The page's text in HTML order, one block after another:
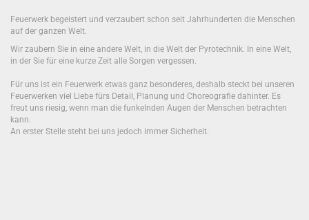
Feuerwerk begeistert und verzaubert schon seit Jahrhunderten die Menschen
auf der ganzen Welt.
Wir zaubern Sie in eine andere Welt, in die Welt der Pyrotechnik. In eine Welt,
in der Sie für eine kurze Zeit alle Sorgen vergessen.
Für uns ist ein Feuerwerk etwas ganz besonderes, deshalb steckt bei unseren
Feuerwerken viel Liebe fürs Detail, Planung und Choreografie dahinter. Es
freut uns riesig, wenn man die funkelnden Augen der Menschen betrachten
kann.
An erster Stelle steht bei uns jedoch immer Sicherheit.